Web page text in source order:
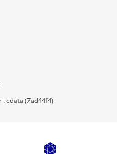
: cdata (7ad44f4)